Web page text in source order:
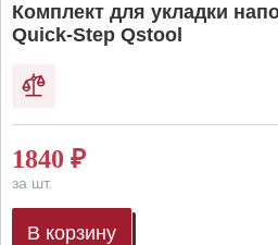
Комплект для укладки
Quick-Step Qstool
1840 ₽
за шт.
В корзину